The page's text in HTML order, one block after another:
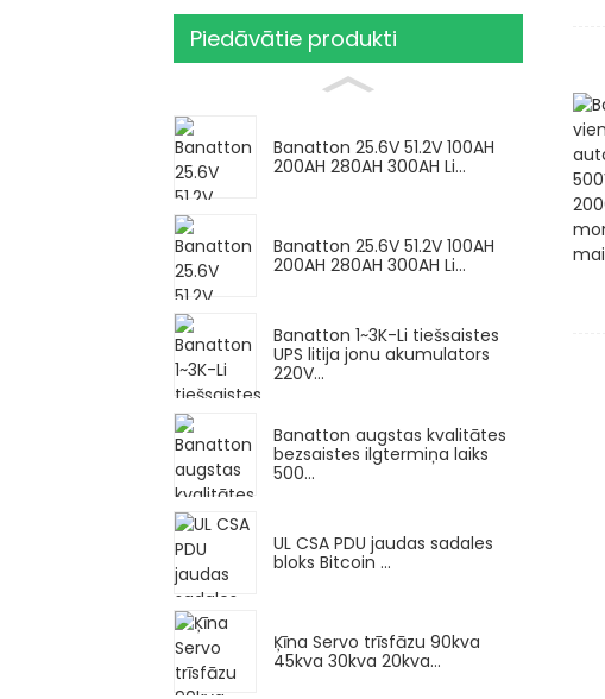
Piedāvātie produkti
Banatton 25.6V 51.2V 100AH ​​
200AH 280AH 300AH Li...
Banatton 25.6V 51.2V 100AH ​​
200AH 280AH 300AH Li...
Banatton 1~3K-Li tiešsaistes
UPS litija jonu akumulators
220V...
Banatton augstas kvalitātes
bezsaistes ilgtermiņa laiks
500...
UL CSA PDU jaudas sadales
bloks Bitcoin ...
Ķīna Servo trīsfāzu 90kva
45kva 30kva 20kva...